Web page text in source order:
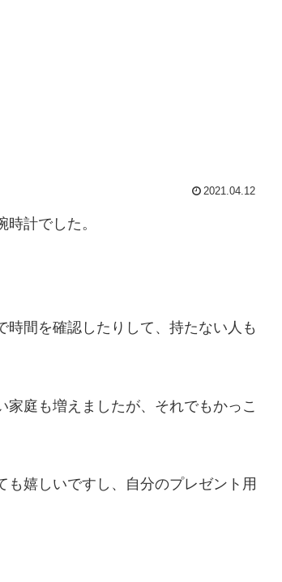
2021.04.12
計でした。
間を確認したりして、持たない人も
庭も増えましたが、それでもかっこ
嬉しいですし、自分のプレゼント用